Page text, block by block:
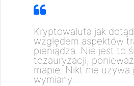
Kryptowaluta jak
względem aspektów
pieniądza. Nie jest to
tezauryzacji,
mapie. Nikt nie używa
wymiany.